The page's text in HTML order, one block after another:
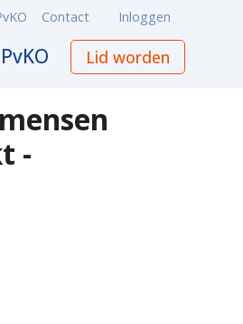
Lid worden
Contact Inloggen
-